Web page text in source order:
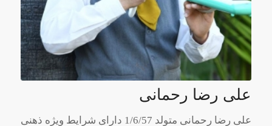
علی رضا رحمانی
علی رضا رحمانی متولد 1/6/57 دارای شرایط ویژه ذهنی